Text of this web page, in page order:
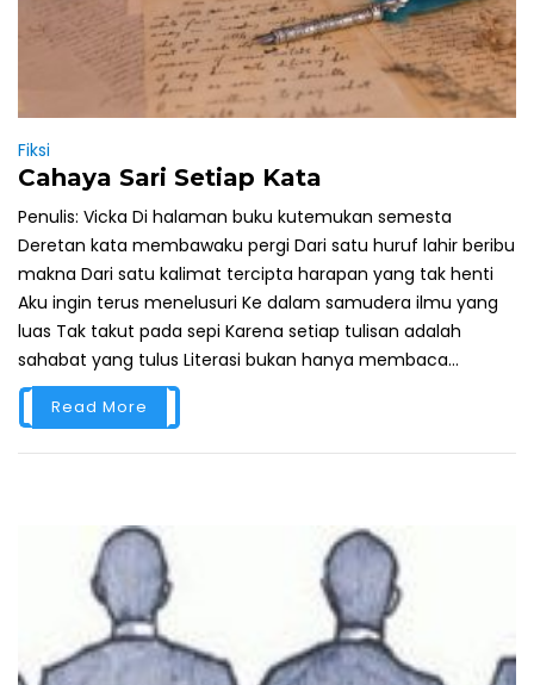
Fiksi
Cahaya Sari Setiap Kata
Penulis: Vicka Di halaman buku kutemukan semesta
Deretan kata membawaku pergi Dari satu huruf lahir beribu
makna Dari satu kalimat tercipta harapan yang tak henti
Aku ingin terus menelusuri Ke dalam samudera ilmu yang
luas Tak takut pada sepi Karena setiap tulisan adalah
sahabat yang tulus Literasi bukan hanya membaca...
Read More